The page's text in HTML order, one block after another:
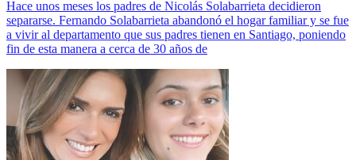
Hace unos meses los padres de Nicolás Solabarrieta decidieron
separarse. Fernando Solabarrieta abandonó el hogar familiar y se fue
a vivir al departamento que sus padres tienen en Santiago, poniendo
fin de esta manera a cerca de 30 años de